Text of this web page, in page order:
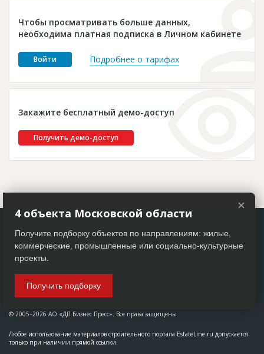
Платные услуги
Пресс-релизы
Чтобы просматривать больше данных,
необходима платная подписка в Личном кабинете
Войти Подробнее о тарифах
Закажите бесплатный демо-доступ
Получить демо-доступ
© 2005–2026 АО «ДП Бизнес Пресс». Все права защищены
Любое использование материалов строительного портала EstateLine.ru допускается
только при наличии прямой ссылки.
×
4 объекта Московской области
Получите подборку объектов по направлениям: жилые,
коммерческие, промышленные или социально-культурные
проекты.
Получить подборку